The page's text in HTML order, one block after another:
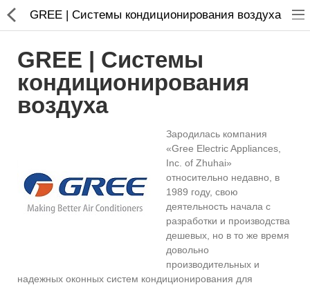
Кондиционирование
Отопление
GREE | Системы кондиционирования воздуха
GREE | Системы
кондиционирования
воздуха
Зародилась компания
«Gree Electric Appliances,
Inc. of Zhuhai»
относительно недавно, в
1989 году, свою
деятельность начала с
разработки и производства
дешевых, но в то же время
довольно
производительных и
надежных оконных систем кондиционирования для